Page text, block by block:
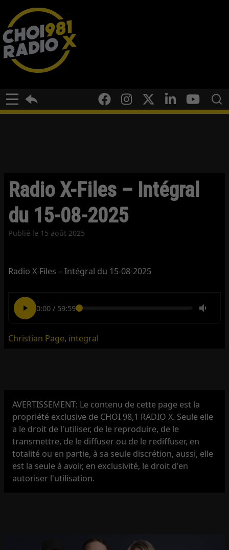
Radio X-Files – Intégral
du 15-08-2025
Publié le 15 août 2025
Radio X-Files – Intégral du 15-08-2025
0:00/ 59:59
Christian Page, integral
AVERTISSEMENT: Le contenu de cette page est la
propriété exclusive de CHOI 98,1 RADIO X. Seule elle
a le droit de l'utiliser, de le reproduire, de le
transmettre, de le diffuser ou de le rediffuser, en
totalité ou en partie, à sa seule discrétion, aussi, elle
est la seule à avoir, en exclusivité, le droit d'en
autoriser l'utilisation.